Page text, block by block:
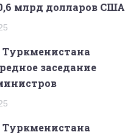
млрд долларов США
заседание